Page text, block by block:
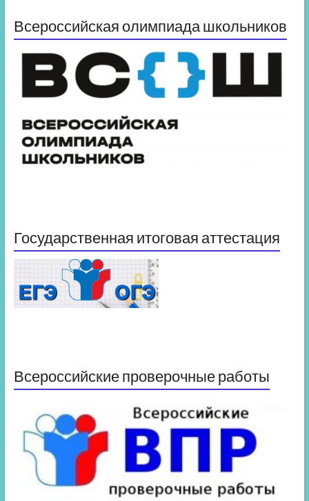
Всероссийская олимпиада школьников
Государственная итоговая аттестация
Всероссийские проверочные работы